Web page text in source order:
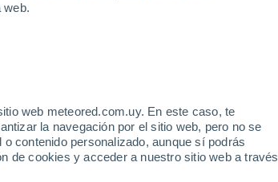
web.
web meteored.com.uy. En este caso, te
la navegación por el sitio web, pero no se
contenido personalizado, aunque sí podrás
de cookies y acceder a nuestro sitio web a través